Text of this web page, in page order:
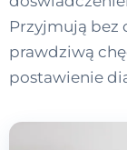
Przyjmują bez
prawdziwą
postawienie